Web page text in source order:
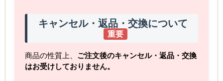
キャンセル・返品・交換について
重要
商品の性質上、 ご注文後のキャンセル・返品・交換
はお受けしておりません。